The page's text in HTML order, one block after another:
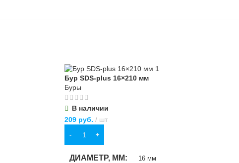
Бур SDS-plus 16×210 мм
Буры
В наличии
209руб. шт
В КОРЗИНУ
ДИАМЕТР, ММ 16 мм